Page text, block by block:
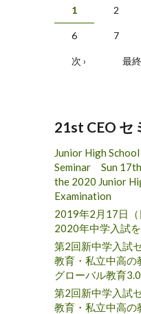
ページ
1 2
6 7
次 › 最
21st CEO セ
Junior High
Seminar Sun
the 2020 Junior
Examination
2019年2月17日
2020年中学入試
第2回新中学入試
教育・私立中高
グローバル教育3.0
第2回新中学入試
教育・私立中高